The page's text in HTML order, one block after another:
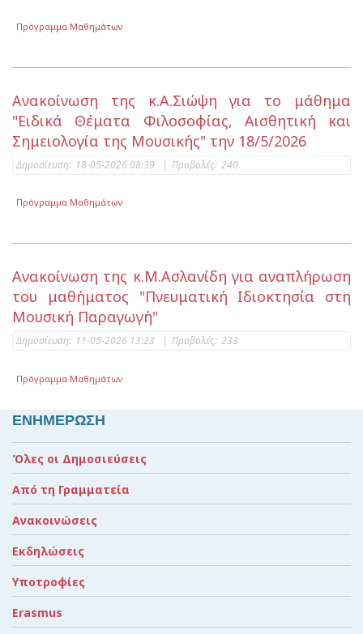
Πρόγραμμα Μαθημάτων
Ανακοίνωση της κ.Α.Σιώψη για το μάθημα
"Ειδικά Θέματα Φιλοσοφίας, Αισθητική και
Σημειολογία της Μουσικής" την 18/5/2026
Δημοσίευση: 18-05-2026 08:39 | Προβολές: 240
Πρόγραμμα Μαθημάτων
Ανακοίνωση της κ.Μ.Ασλανίδη για αναπλήρωση
του μαθήματος "Πνευματική Ιδιοκτησία στη
Μουσική Παραγωγή"
Δημοσίευση: 11-05-2026 13:23 | Προβολές: 233
Πρόγραμμα Μαθημάτων
ΕΝΗΜΕΡΩΣΗ
Όλες οι Δημοσιεύσεις
Από τη Γραμματεία
Ανακοινώσεις
Εκδηλώσεις
Υποτροφίες
Erasmus